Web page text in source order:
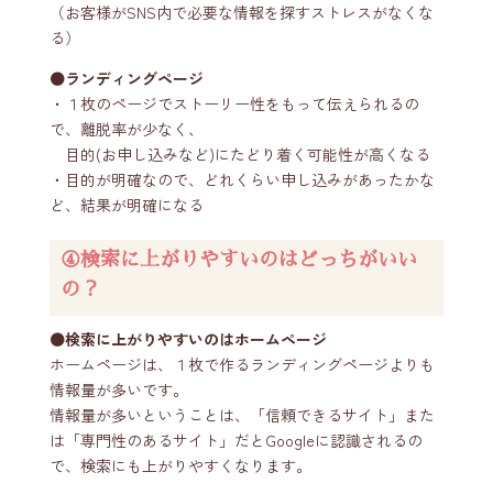
（お客様がSNS内で必要な情報を探すストレスがなくな
る）
⚫️ランディングページ
・１枚のページでストーリー性をもって伝えられるの
で、離脱率が少なく、
目的(お申し込みなど)にたどり着く可能性が高くなる
・目的が明確なので、どれくらい申し込みがあったかな
ど、結果が明確になる
④検索に上がりやすいのはどっちがいい
の？
⚫️検索に上がりやすいのはホームページ
ホームページは、１枚で作るランディングページよりも
情報量が多いです。
情報量が多いということは、「信頼できるサイト」また
は「専門性のあるサイト」だとGoogleに認識されるの
で、検索にも上がりやすくなります。